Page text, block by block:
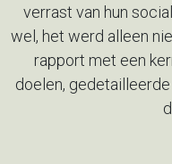
verrast van hun
wel, het werd alleen
rapport met een
doelen,